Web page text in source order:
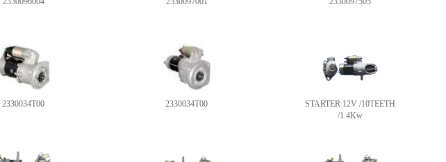
2330034T00 2330034T00
STARTER 12V /10TEETH
/1.4Kw